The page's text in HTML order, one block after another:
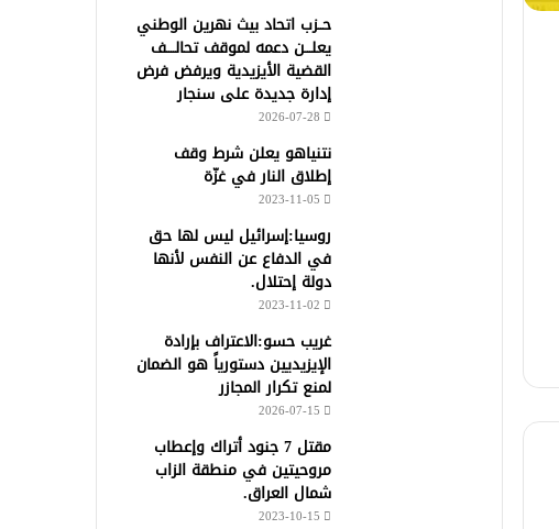
حــزب اتحاد بيث نهرين الوطني
يعلـــن دعمه لموقف تحالــــف
القضية الأيزيدية ويرفض فرض
إدارة جديدة على سنجار
2026-07-28
نتنياهو يعلن شرط وقف
إطلاق النار في غزّة
2023-11-05
روسيا:إسرائيل ليس لها حق
في الدفاع عن النفس لأنها
دولة إحتلال.
2023-11-02
غريب حسو:الاعتراف بإرادة
الإيزيديين دستورياً هو الضمان
لمنع تكرار المجازر
2026-07-15
مقتل 7 جنود أتراك وإعطاب
مروحيتين في منطقة الزاب
شمال العراق.
2023-10-15